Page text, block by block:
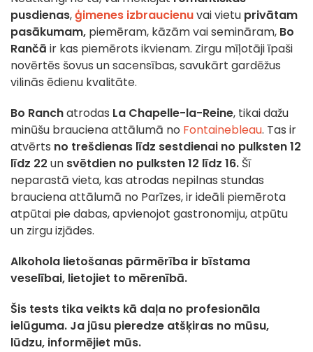
pusdienas,ģimenes izbraucienuvai vietu privātam
pasākumam, piemēram, kāzām vai semināram, Bo
Rančā ir kas piemērots ikvienam. Zirgu mīļotāji īpaši
novērtēs šovus un sacensības, savukārt gardēžus
vilinās ēdienu kvalitāte.
Bo Ranchatrodas La Chapelle-la-Reine, tikai dažu
minūšu brauciena attālumā no Fontainebleau. Tas ir
atvērts no trešdienas līdz sestdienai no pulksten 12
līdz 22 un svētdien no pulksten 12 līdz 16. Šī
neparastā vieta, kas atrodas nepilnas stundas
brauciena attālumā no Parīzes, ir ideāli piemērota
atpūtai pie dabas, apvienojot gastronomiju, atpūtu
un zirgu izjādes.
Alkohola lietošanas pārmērība ir bīstama
veselībai, lietojiet to mērenībā.
Šis tests tika veikts kā daļa no profesionāla
ielūguma. Ja jūsu pieredze atšķiras no mūsu,
lūdzu, informējiet mūs.